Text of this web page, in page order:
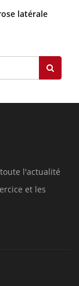
latérale
l'actualité
et les